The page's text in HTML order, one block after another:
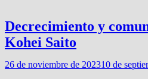
Decrecimiento y
Kohei Saito
26 de noviembre de 202310 de